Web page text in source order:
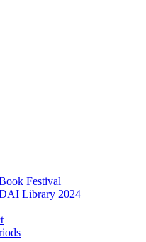
Festival
Library 2024